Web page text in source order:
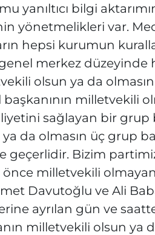
yanıltıcı bilgi
yönetmelikleri var.
hepsi kurumun
merkez düzeyinde
olsun ya da
başkanının milletvekili
sağlayan bir grup
da olmasın üç grup
geçerlidir. Bizim
önce milletvekili
Davutoğlu ve Ali
ayrılan gün ve
milletvekili olsun ya